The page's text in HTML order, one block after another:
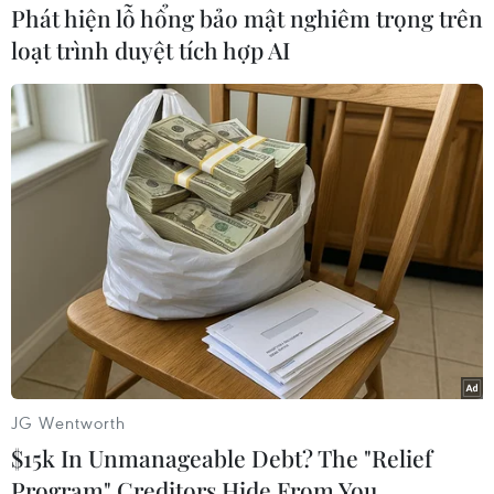
#Cote d'Ivoire #Hội đồng Bảo an
#Liên hợp quốc
#UNOCI
Hòa Bình Phú Thọ
Theo dõi VietnamPlus
TIN CÙNG CHUYÊN MỤC
Phát hiện lỗ hổng bảo mật nghiêm trọng trên
loạt trình duyệt tích hợp AI
JG Wentworth
$15k In Unmanageable Debt? The "Relief